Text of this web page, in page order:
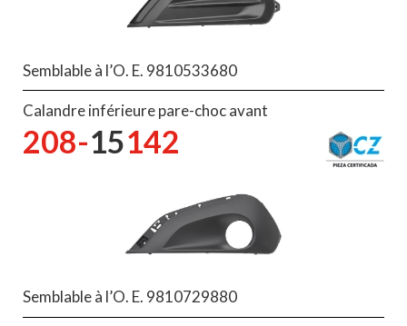
Semblable à l’O. E. 9810533680
Calandre inférieure pare-choc avant
208-15142
Semblable à l’O. E. 9810729880